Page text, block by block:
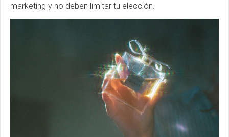
marketing y no deben limitar tu elección.